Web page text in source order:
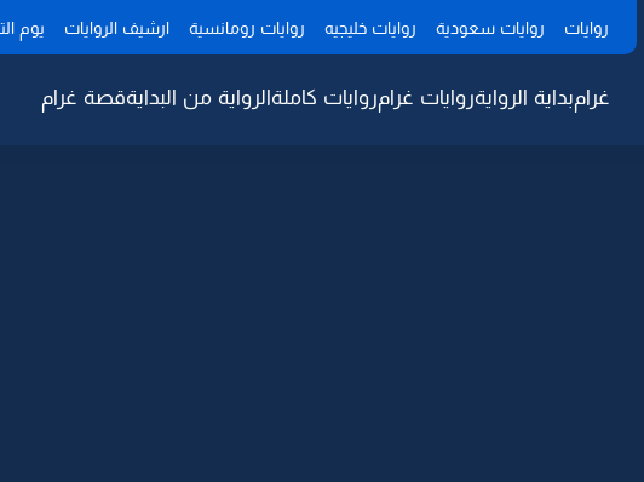
روايات روايات سعودية روايات خليجيه روايات رومانسية ارشيف الروايات يوم
غرامبداية الروايةروايات غرامروايات كاملةالرواية من البدايةقصة غرام